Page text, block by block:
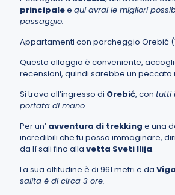
principalee qui avrai le migliori
passaggio.
Appartamenti con parcheggio Orebić
Questo alloggio è conveniente,
recensioni, quindi sarebbe un peccato
Si trova all’ingresso di Orebić, con tutti
portata di mano.
Per un’ avventura di trekking e una
incredibili che tu possa immaginare,
da lì sali fino alla vetta Sveti Ilija.
La sua altitudine è di 961 metri e da
salita è di circa 3 ore.